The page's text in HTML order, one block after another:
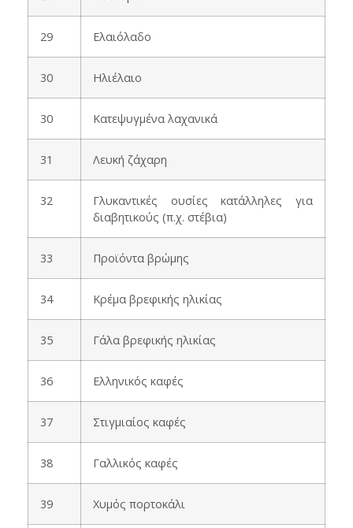
29 Ελαιόλαδο
30 Ηλιέλαιο
30 Κατεψυγμένα λαχανικά
31 Λευκή ζάχαρη
32
Γλυκαντικές ουσίες κατάλληλες για
διαβητικούς (π.χ. στέβια)
33 Προϊόντα βρώμης
34 Κρέμα βρεφικής ηλικίας
35 Γάλα βρεφικής ηλικίας
36 Ελληνικός καφές
37 Στιγμιαίος καφές
38 Γαλλικός καφές
39 Χυμός πορτοκάλι